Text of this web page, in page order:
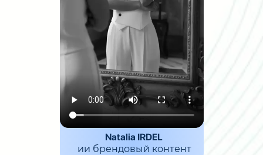
Natalia IRDEL
ии брендовый контент